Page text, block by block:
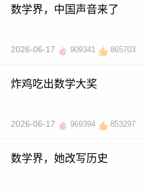
数学界，中国声音来了
2026-06-17 909341 865703
炸鸡吃出数学大奖
2026-06-17 969394 853297
数学界，她改写历史